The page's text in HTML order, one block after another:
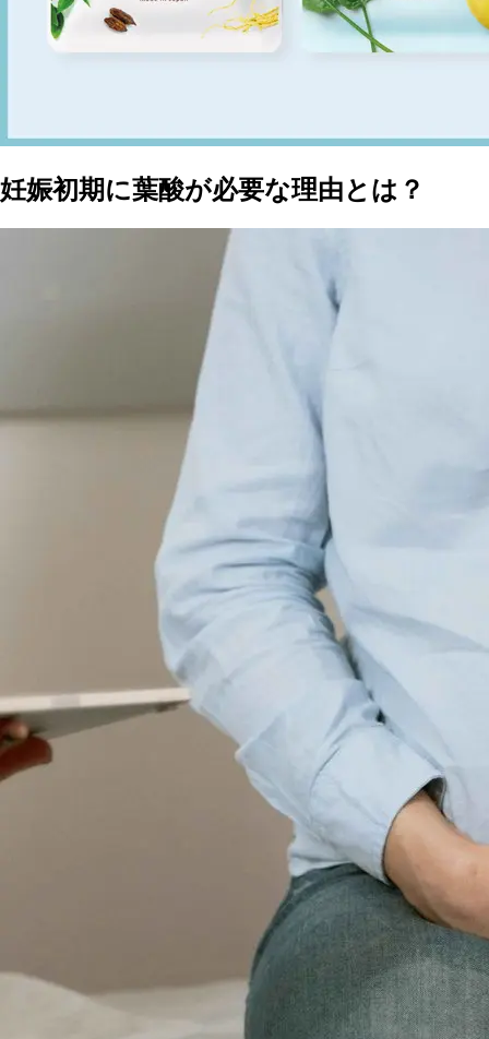
妊娠初期に葉酸が必要な理由とは？